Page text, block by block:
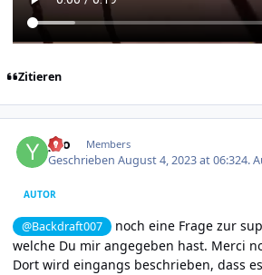
Zitieren
yvo Members
GeschriebenAugust 4, 2023 at 06:324.
AUTOR
@Backdraft007
noch eine Frage zur
welche Du mir angegeben hast. Merci
Dort wird eingangs beschrieben, dass